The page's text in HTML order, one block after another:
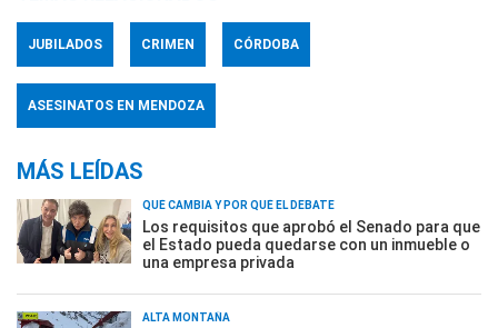
JUBILADOS CRIMEN CÓRDOBA
ASESINATOS EN MENDOZA
MÁS LEÍDAS
QUÉ CAMBIA Y POR QUÉ EL DEBATE
Los requisitos que aprobó el Senado para que
el Estado pueda quedarse con un inmueble o
una empresa privada
ALTA MONTAÑA